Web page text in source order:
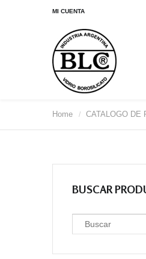
MI CUENTA
Home / CATALOGO DE
BUSCAR